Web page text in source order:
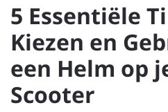
5 Essentiële
Kiezen en
een Helm op
Scooter